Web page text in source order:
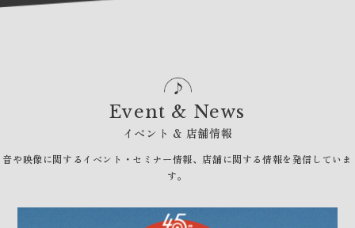
Event & News
イベント & 店舗情報
音や映像に関するイベント・セミナー情報、店舗に関する情報を発信していま
す。